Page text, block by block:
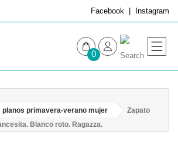
Facebook Instagram
0
primavera-verano mujer
Zapato
Blanco roto. Ragazza.